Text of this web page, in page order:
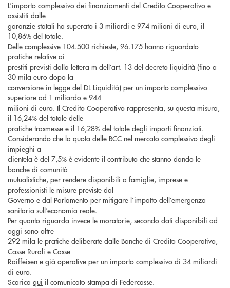
L’importo complessivo dei finanziamenti del Credito Cooperativo e
assistiti dalle
garanzie statali ha superato i 3 miliardi e 974 milioni di euro, il
10,86% del totale.
Delle complessive 104.500 richieste, 96.175 hanno riguardato
pratiche relative ai
prestiti previsti dalla lettera m dell’art. 13 del decreto liquidità (fino a
30 mila euro dopo la
conversione in legge del DL Liquidità) per un importo complessivo
superiore ad 1 miliardo e 944
milioni di euro. Il Credito Cooperativo rappresenta, su questa misura,
il 16,24% del totale delle
pratiche trasmesse e il 16,28% del totale degli importi finanziati.
Considerando che la quota delle BCC nel mercato complessivo degli
impieghi a
clientela è del 7,5% è evidente il contributo che stanno dando le
banche di comunità
mutualistiche, per rendere disponibili a famiglie, imprese e
professionisti le misure previste dal
Governo e dal Parlamento per mitigare l’impatto dell’emergenza
sanitaria sull’economia reale.
Per quanto riguarda invece le moratorie, secondo dati disponibili ad
oggi sono oltre
292 mila le pratiche deliberate dalle Banche di Credito Cooperativo,
Casse Rurali e Casse
Raiffeisen e già operative per un importo complessivo di 34 miliardi
di euro.
Scarica qui il comunicato stampa di Federcasse.